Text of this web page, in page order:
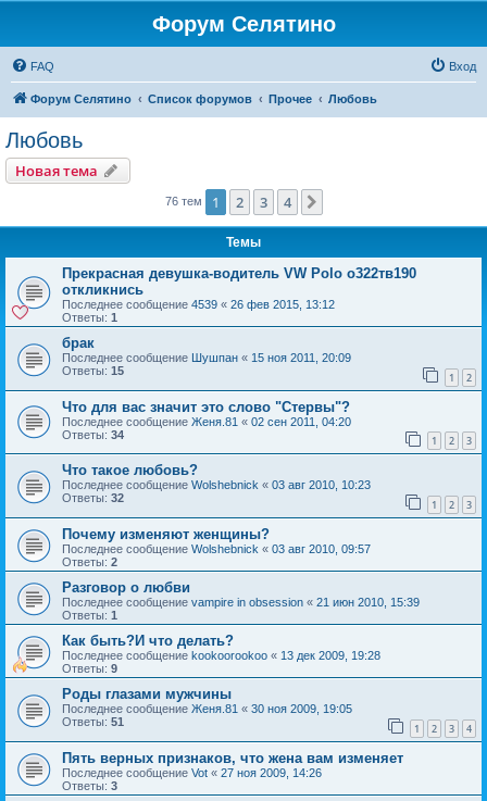
Форум Селятино
FAQ Вход
Форум Селятино Список форумов Прочее Любовь
Любовь
Новая тема
76 тем 1 2 3 4
Темы
Прекрасная девушка-водитель VW Polo о322тв190
откликнись
Последнее сообщение 4539 « 26 фев 2015, 13:12
Ответы: 1
брак
Последнее сообщение Шушпан « 15 ноя 2011, 20:09
Ответы: 15 1 2
Что для вас значит это слово "Стервы"?
Последнее сообщение Женя.81 « 02 сен 2011, 04:20
Ответы: 34 1 2 3
Что такое любовь?
Последнее сообщение Wolshebnick « 03 авг 2010, 10:23
Ответы: 32 1 2 3
Почему изменяют женщины?
Последнее сообщение Wolshebnick « 03 авг 2010, 09:57
Ответы: 2
Разговор о любви
Последнее сообщение vampire in obsession « 21 июн 2010, 15:39
Ответы: 1
Как быть?И что делать?
Последнее сообщение kookoorookoo « 13 дек 2009, 19:28
Ответы: 9
Роды глазами мужчины
Последнее сообщение Женя.81 « 30 ноя 2009, 19:05
Ответы: 51 1 2 3 4
Пять верных признаков, что жена вам изменяет
Последнее сообщение Vot « 27 ноя 2009, 14:26
Ответы: 3